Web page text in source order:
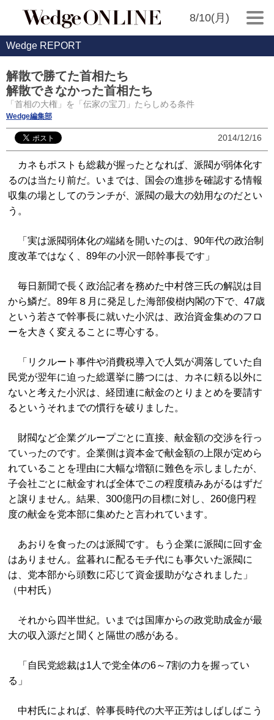
8/10(月)
Wedge REPORT
解散で勝てた首相たち
解散できなかった首相たち
「首相の大権」を「伝家の宝刀」たらしめる条件
Wedge編集部
2014/12/16
カネもポストも総裁が握ったとなれば、派閥が弱体化す
るのは当たり前だ。いまでは、国会の進捗を確認する情報
収集の場としてのランチが、派閥の最大の効用なのだとい
う。
「実は派閥弱体化の端緒を開いたのは、90年代の政治制
度改革ではなく、89年の小沢一郎幹事長です」
毎日新聞で長く政治記者を務めた中村啓三氏の解説は目
から鱗だ。89年８月に発足した海部俊樹内閣の下で、47歳
という若さで幹事長に就いた小沢は、政治資金集めのフロ
ーを大きく変えることに専心する。
「リクルート事件や消費税導入で人気が凋落していた自
民党が翌年に迫った総選挙に勝つには、カネに頼る以外に
ないと考えた小沢は、経団連に献金のとりまとめを要請す
るというそれまでの慣行を破りました。
財閥など企業グループごとに直接、献金額の交渉を行っ
ていったのです。企業側は資本金で献金額の上限が定めら
れていることを理由に大幅な増額に難色を示しましたが、
子会社ごとに献金すれば全体でこの程度積みあがるはずだ
と譲りません。結果、300億円の目標に対し、260億円程
度の献金を党本部に集めたと言われています。
あおりを食ったのは派閥です。もう企業に派閥に回す金
はありません。盆暮れに配るモチ代にも事欠いた派閥に
は、党本部から頭数に応じて資金援助がなされました」
（中村氏）
それから四半世紀。いまでは国庫からの政党助成金が最
大の収入源だと聞くと隔世の感がある。
「自民党総裁は1人で党全体の6～7割の力を握ってい
る」
中村氏によれば、幹事長時代の大平正芳はしばしばこう